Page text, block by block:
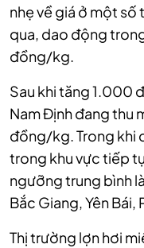
nhẹ về giá ở một số
qua, dao động
đồng/kg.
Sau khi tăng 1.000
Nam Định đang thu
đồng/kg.Trong khi
trong khu vực tiếp
ngưỡng trung bình
Bắc Giang, Yên Bái,
Thị trường lợn hơi